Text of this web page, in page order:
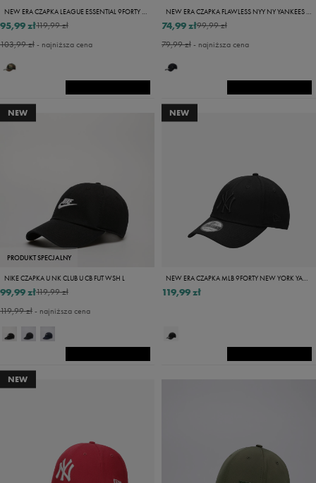
NEW ERA CZAPKA LEAGUE ESSENTIAL 9FORTY NEYYAN WDC
119,99 zł
95,99 zł
103,99 zł- najniższa cena
NEW ERA CZAPKA FLAWLESS NYY NY YANKEES NVY
99,99 zł
74,99 zł
79,99 zł- najniższa cena
NEW
PRODUKT SPECJALNY
NIKE CZAPKA U NK CLUB U CB FUT WSH L
119,99 zł
99,99 zł
119,99 zł- najniższa cena
NEW
NEW ERA CZAPKA MLB 9FORTY NEW YORK YANKEES NY YANKEES BLK/BL
119,99 zł
NEW